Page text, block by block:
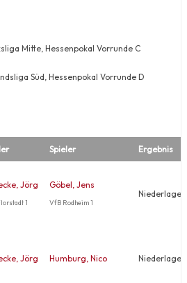
Mitte, Hessenpokal Vorrunde C
Süd, Hessenpokal Vorrunde D
Spieler Ergebnis
Jörg
1
Göbel, Jens
VfB Rodheim 1
Niederlage
Jörg Humburg, Nico Niederlage